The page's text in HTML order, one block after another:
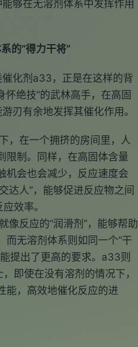
够在无溶剂体系中发挥作用
的“得力干将”
化剂a33，正是在这样的背
怀绝技”的武林高手，在高固
刃有余地发挥其催化作用。
，在一个拥挤的房间里，人
限制。同样，在高固体含量
机会也会减少，反应速度会
达人”，能够促进反应物之间
效率。
像反应的“润滑剂”，能够帮助
而无溶剂体系则如同一个“干
提出了更高的要求。a33则
即使在没有溶剂的情况下，
能，高效地催化反应的进